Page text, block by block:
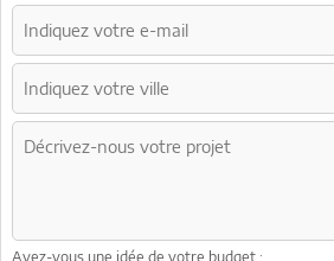
Avez-vous une idée de votre budget :